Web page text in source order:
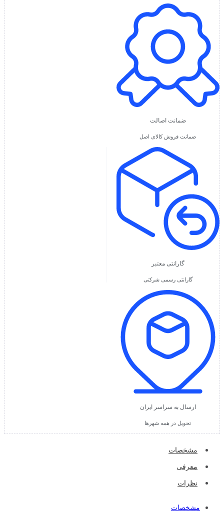
ضمانت اصالت
ضمانت فروش کالای اصل
گارانتی معتبر
گارانتی رسمی شرکتی
ارسال به سراسر ایران
تحویل در همه شهرها
مشخصات
معرفی
نظرات
مشخصات